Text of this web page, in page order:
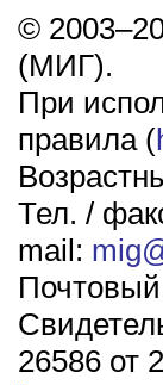
©
(МИГ).
При
правила (
Тел. /
mail:
26586 от